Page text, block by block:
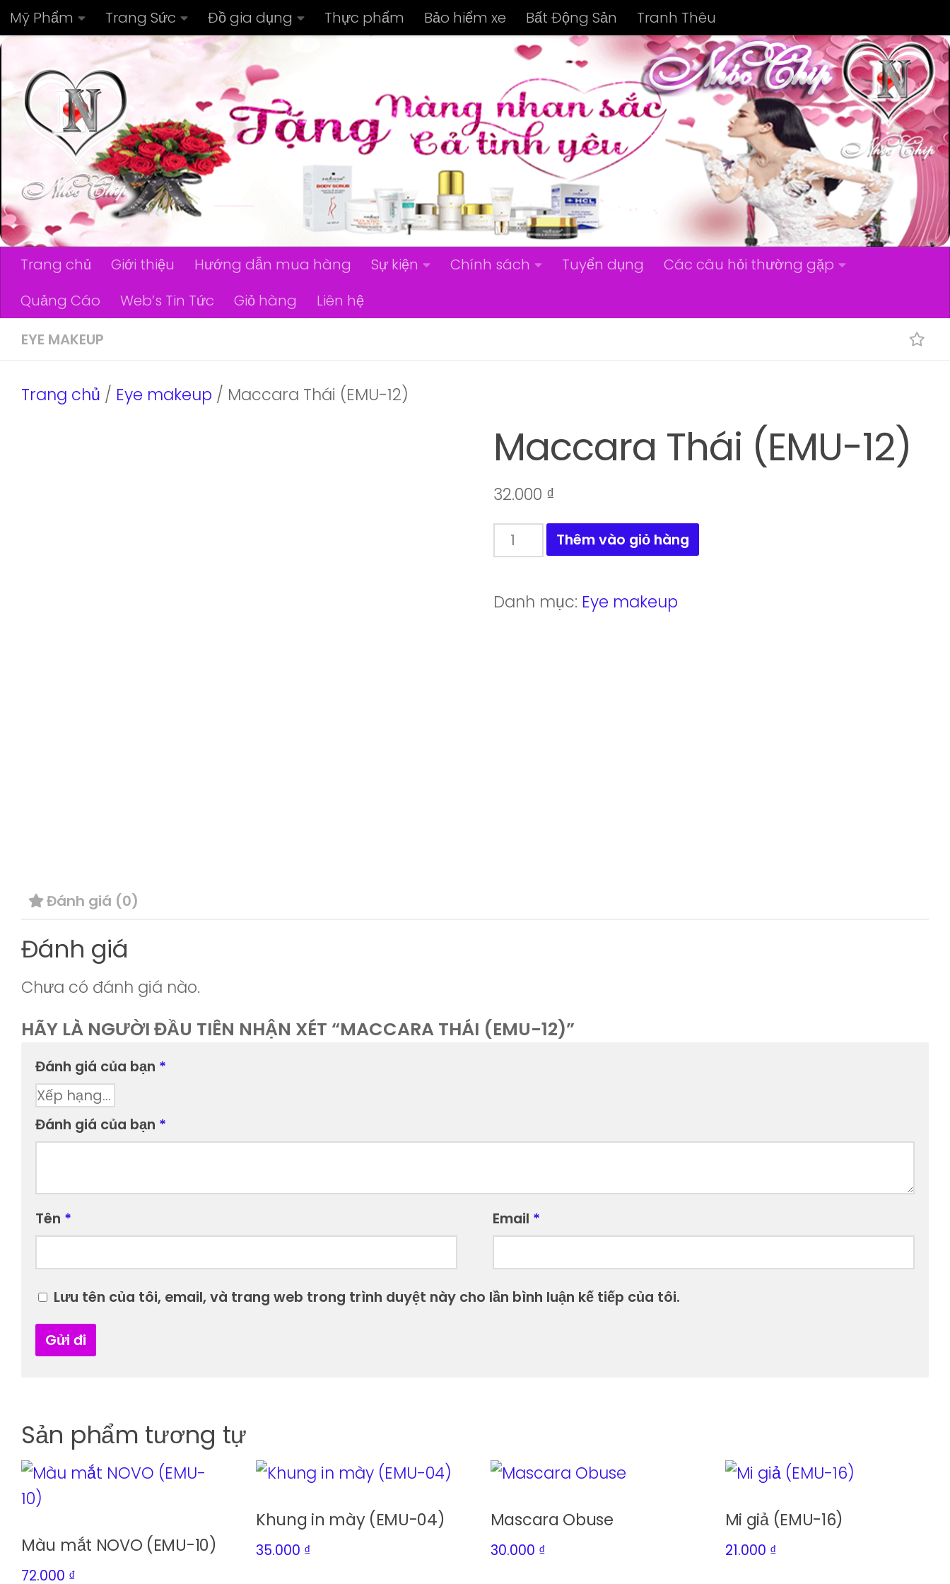
Skip to content
Mỹ Phẩm Trang Sức Đồ gia dụng Thực phẩm Bảo hiểm xe Bất Động Sản Tranh Thêu
Trang chủ Giới thiệu Hướng dẫn mua hàng Sự kiện Chính sách Tuyển dụng
Các câu hỏi thường gặp
Quảng Cáo
Web’s Tin Tức Giỏ hàng
Liên hệ
EYE MAKEUP
Trang chủ / Eye makeup / Maccara Thái (EMU-12)
Maccara Thái (EMU-12)
32.000 ₫
Maccara
Thái
12)
Thêm vào giỏ hàng
Danh mục: Eye makeup
Đánh giá (0)
Đánh giá
Chưa có đánh giá nào.
HÃY LÀ NGƯỜI ĐẦU TIÊN NHẬN XÉT “MACCARA THÁI (EMU-12)”
Đánh giá của bạn *
Đánh giá của bạn *
Tên * Email *
Lưu tên của tôi, email, và trang web trong trình duyệt này cho lần bình luận kế tiếp của tôi.
Sản phẩm tương tự
Màu mắt NOVO (EMU-10)
72.000 ₫
Khung in mày (EMU-04)
35.000 ₫
Mascara Obuse
30.000 ₫
Mi giả (EMU-16)
21.000 ₫